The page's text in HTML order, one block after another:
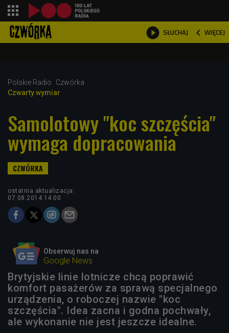
 SŁUCHAJ  WIĘCEJ

Polskie Radio
Czwórka
Czwarty wymiar
Samolotowy "koc szczęścia"
wymaga dopracowania
ostatnia aktualizacja:
07.08.2014 14:00
Obserwuj nas na
Google News
Brytyjskie linie lotnicze chcą poprawić
komfort pasażerów za sprawą specjalnego
urządzenia, o roboczej nazwie "koc
szczęścia". Idea zacna i godna pochwały,
ale wykonanie nie jest jeszcze idealne.